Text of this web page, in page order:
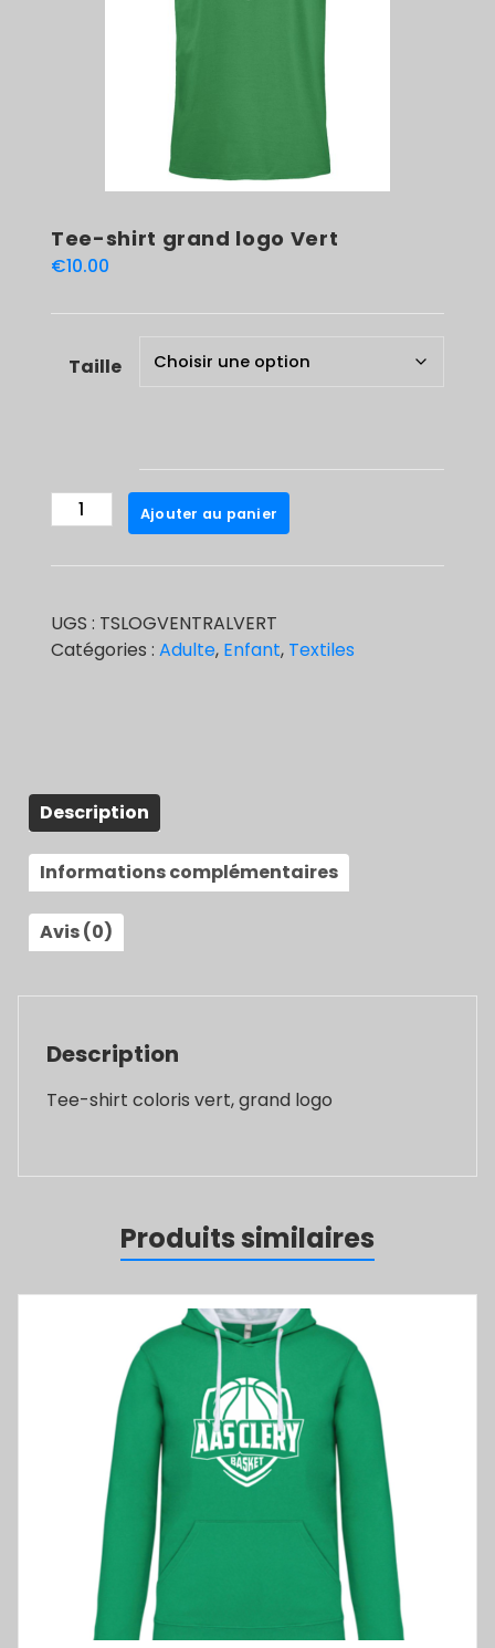
Tee-shirt grand logo Vert
€10.00
Taille
quantité
de
logo
Vert
Ajouter au panier
UGS : TSLOGVENTRALVERT
Catégories : Adulte, Enfant, Textiles
Description
Informations complémentaires
Avis (0)
Description
Tee-shirt coloris vert, grand logo
Produits similaires